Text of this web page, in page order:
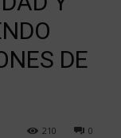
DE
0
210